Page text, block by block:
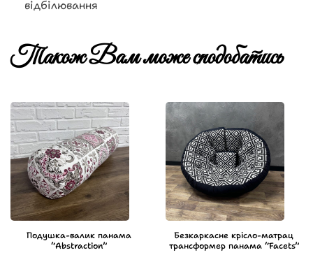
відбілювання
Також Вам може сподобатись
Подушка-валик панама
“Abstraction”
Безкаркасне крісло-матрац
трансформер панама “Facets”